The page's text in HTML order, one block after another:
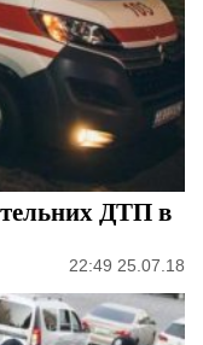
ДТП в
22:49 25.07.18